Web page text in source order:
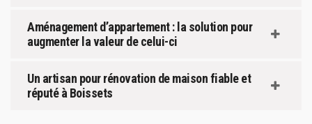
Aménagement d’appartement : la solution pour
augmenter la valeur de celui-ci
Un artisan pour rénovation de maison fiable et
réputé à Boissets